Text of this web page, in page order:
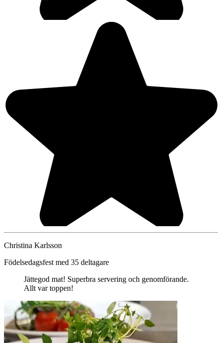
Christina Karlsson
Födelsedagsfest med 35 deltagare
Jättegod mat! Superbra servering och genomförande.
Allt var toppen!